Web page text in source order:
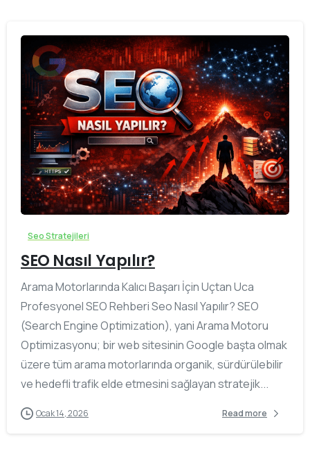
0
Seo Stratejileri
SEO Nasıl Yapılır?
Arama Motorlarında Kalıcı Başarı İçin Uçtan Uca
Profesyonel SEO Rehberi Seo Nasıl Yapılır? SEO
(Search Engine Optimization), yani Arama Motoru
Optimizasyonu; bir web sitesinin Google başta olmak
üzere tüm arama motorlarında organik, sürdürülebilir
ve hedefli trafik elde etmesini sağlayan stratejik...
Ocak 14, 2026 Read more